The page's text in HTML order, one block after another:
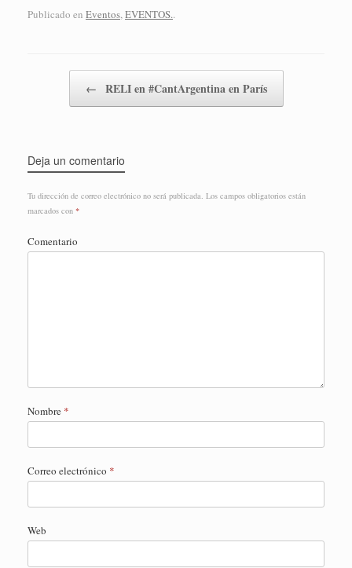
Publicado en Eventos,EVENTOS..
← RELI en #CantArgentina en París
Deja un comentario
Tu dirección de correo electrónico no será publicada. Los campos obligatorios están
marcados con *
Comentario
Nombre *
Correo electrónico *
Web